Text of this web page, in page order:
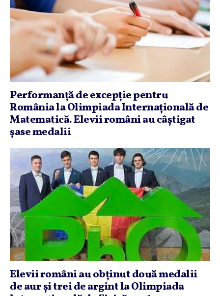
Performanţă de excepţie pentru
România la Olimpiada Internaţională de
Matematică. Elevii români au câştigat
şase medalii
Elevii români au obţinut două medalii
de aur şi trei de argint la Olimpiada